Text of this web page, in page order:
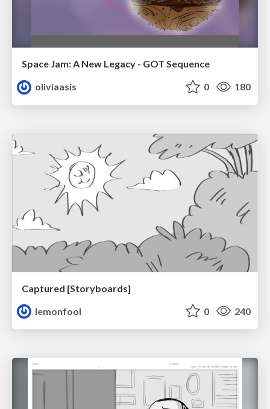
Space Jam: A New Legacy - GOT Sequence
oliviaasis
0 180
Captured [Storyboards]
lemonfool
0 240